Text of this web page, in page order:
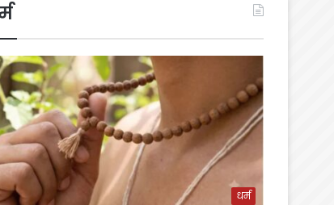
धर्म